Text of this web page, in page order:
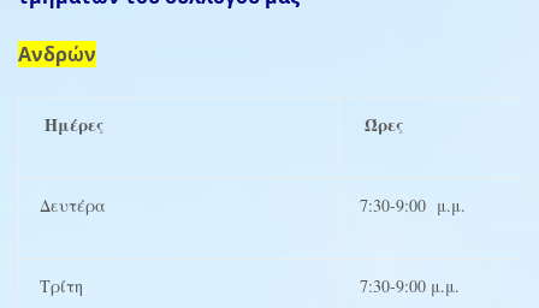
Ανδρών
Ημέρες Ώρες
Δευτέρα 7:30-9:00 μ.μ.
Τρίτη 7:30-9:00 μ.μ.